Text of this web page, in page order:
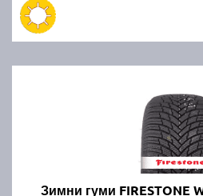
Зимни гуми FIRESTONE